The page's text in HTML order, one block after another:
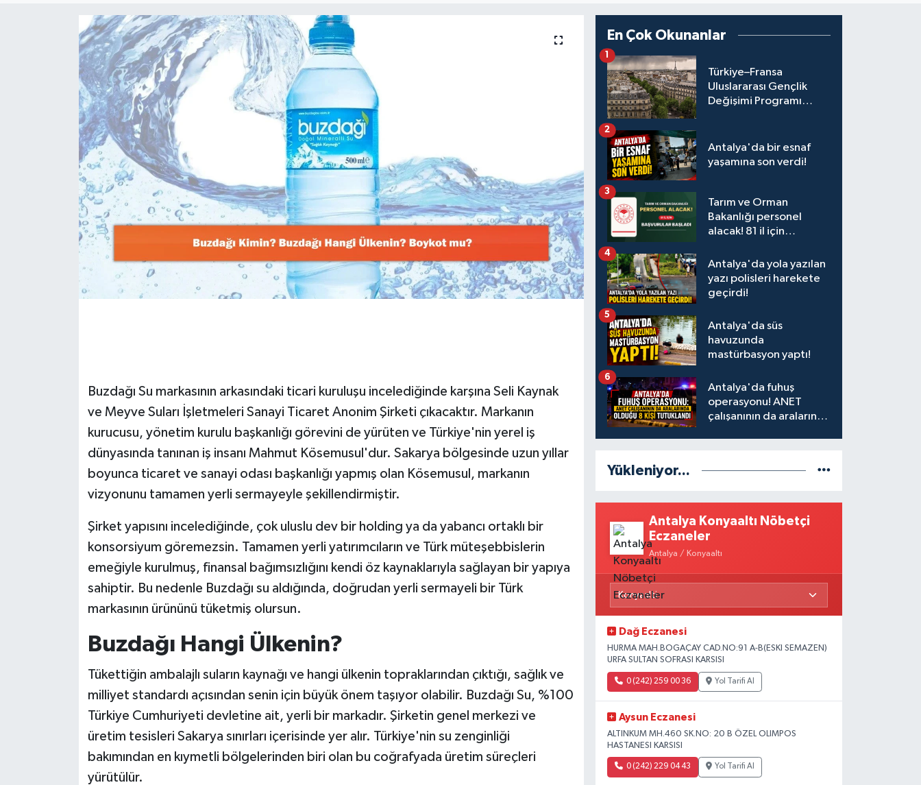
Buzdağı Su markasının arkasındaki ticari kuruluşu incelediğinde karşına Seli Kaynak
ve Meyve Suları İşletmeleri Sanayi Ticaret Anonim Şirketi çıkacaktır. Markanın
kurucusu, yönetim kurulu başkanlığı görevini de yürüten ve Türkiye'nin yerel iş
dünyasında tanınan iş insanı Mahmut Kösemusul'dur. Sakarya bölgesinde uzun yıllar
boyunca ticaret ve sanayi odası başkanlığı yapmış olan Kösemusul, markanın
vizyonunu tamamen yerli sermayeyle şekillendirmiştir.
Şirket yapısını incelediğinde, çok uluslu dev bir holding ya da yabancı ortaklı bir
konsorsiyum göremezsin. Tamamen yerli yatırımcıların ve Türk müteşebbislerin
emeğiyle kurulmuş, finansal bağımsızlığını kendi öz kaynaklarıyla sağlayan bir yapıya
sahiptir. Bu nedenle Buzdağı su aldığında, doğrudan yerli sermayeli bir Türk
markasının ürününü tüketmiş olursun.
Buzdağı Hangi Ülkenin?
Tükettiğin ambalajlı suların kaynağı ve hangi ülkenin topraklarından çıktığı, sağlık ve
milliyet standardı açısından senin için büyük önem taşıyor olabilir. Buzdağı Su, %100
Türkiye Cumhuriyeti devletine ait, yerli bir markadır. Şirketin genel merkezi ve
üretim tesisleri Sakarya sınırları içerisinde yer alır. Türkiye'nin su zenginliği
bakımından en kıymetli bölgelerinden biri olan bu coğrafyada üretim süreçleri
yürütülür.
En Çok Okunanlar
Türkiye–Fransa
Uluslararası Gençlik
Değişimi Programı
1
Antalya'da bir esnaf
yaşamına son verdi!
2
Tarım ve Orman
Bakanlığı personel
alacak! 81 il için
3
Antalya'da yola yazılan
yazı polisleri harekete
geçirdi!
4
Antalya'da süs
havuzunda
mastürbasyon yaptı!
5
Antalya'da fuhuş
operasyonu! ANET
çalışanının da aralarında
6
Yükleniyor...
Antalya Konyaaltı Nöbetçi
Eczaneler
Antalya / Konyaaltı
Dağ Eczanesi
HURMA MAH.BOGAÇAY CAD.NO:91 A-B(ESKI SEMAZEN)
URFA SULTAN SOFRASI KARSISI
0 (242) 259 00 36 Yol Tarifi Al
Aysun Eczanesi
ALTINKUM MH.460 SK.NO: 20 B ÖZEL OLIMPOS
HASTANESI KARSISI
0 (242) 229 04 43 Yol Tarifi Al
Resmi Reklamlar